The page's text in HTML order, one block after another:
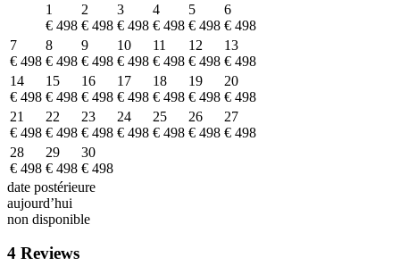
1
€ 498
2
€ 498
3
€ 498
4
€ 498
5
€ 498
6
€ 498
7
€ 498
8
€ 498
9
€ 498
10
€ 498
11
€ 498
12
€ 498
13
€ 498
14
€ 498
15
€ 498
16
€ 498
17
€ 498
18
€ 498
19
€ 498
20
€ 498
21
€ 498
22
€ 498
23
€ 498
24
€ 498
25
€ 498
26
€ 498
27
€ 498
28
€ 498
29
€ 498
30
€ 498
date postérieure
aujourd’hui
non disponible
4 Reviews